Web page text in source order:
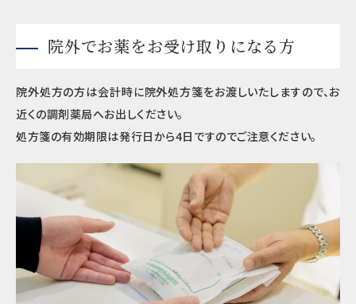
院外でお薬をお受け取りになる方
院外処方の方は会計時に院外処方箋をお渡しいたしますので、お
近くの調剤薬局へお出しください。
処方箋の有効期限は発行日から4日ですのでご注意ください。